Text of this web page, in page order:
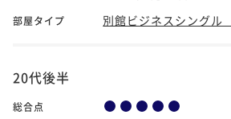
部屋タイプ 別館ビジネスシング
20代後半
総合点